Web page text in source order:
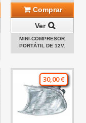
Comprar
Ver
MINI-COMPRESOR
PORTÁTIL DE 12V.
30,00 €